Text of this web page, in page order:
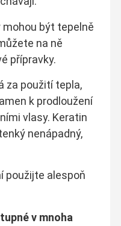
být tepelně
na ně
přípravky.
za použití tepla,
k prodloužení
vlasy. Keratin
nenápadný,
použijte alespoň
v mnoha